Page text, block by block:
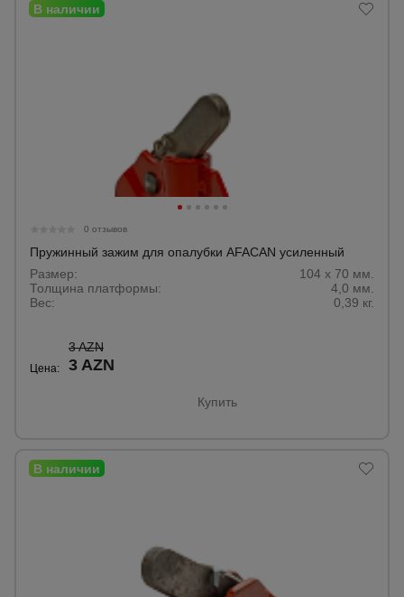
0 отзывов
Пружинный зажим для опалубки AFACAN усиленный
Размер:
104 х 70 мм.
Толщина платформы:
4,0 мм.
Вес:
0,39 кг.
Цена:
3 AZN
3 AZN
Купить